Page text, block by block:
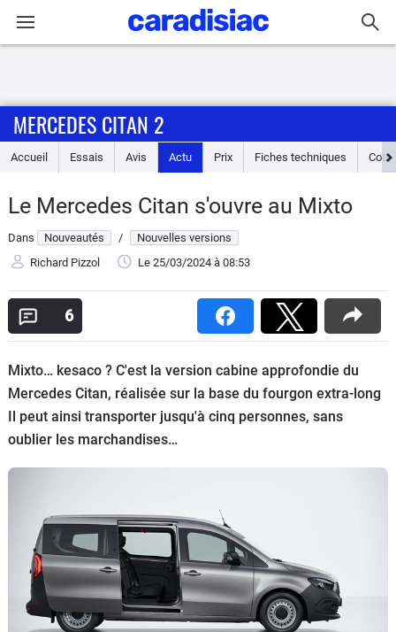
Accueil
Essais
Guide
Electriques
Utilitaires
Flottes
Auto
Forum
Moto
Marques
MERCEDES CITAN 2
Accueil Essais Avis Actu Prix Fiches techniques Cote
Le Mercedes Citan s'ouvre au Mixto
Dans Nouveautés /
Nouvelles versions
Richard Pizzol
Le 25/03/2024 à 08:53
6
Mixto… kesaco ? C'est la version cabine approfondie du
Mercedes Citan, réalisée sur la base du fourgon extra-long
Il peut ainsi transporter jusqu'à cinq personnes, sans
oublier les marchandises…